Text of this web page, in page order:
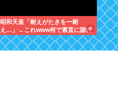
昭和天皇「耐えがたきをー耐
え…」←これwww何で素直に謝れ
ねーの？？！？